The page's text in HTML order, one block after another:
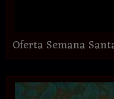
Oferta Semana